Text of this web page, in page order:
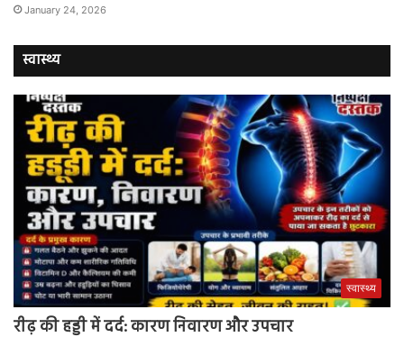
January 24, 2026
स्वास्थ्य
स्वास्थ्य
रीढ़ की हड्डी में दर्द: कारण निवारण और उपचार